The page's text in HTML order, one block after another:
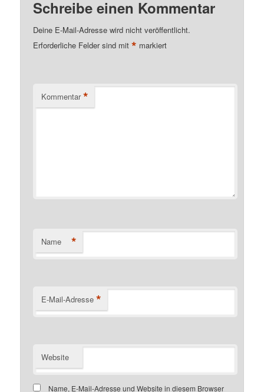
Schreibe einen Kommentar
Deine E-Mail-Adresse wird nicht veröffentlicht.
Erforderliche Felder sind mit* markiert
Kommentar *
Name *
E-Mail-Adresse *
Website
Name, E-Mail-Adresse und Website in diesem Browser